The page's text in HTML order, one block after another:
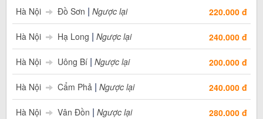
Hà Nội Đồ Sơn | Ngược lại 220.000 đ
Hà Nội Hạ Long | Ngược lại 240.000 đ
Hà Nội Uông Bí | Ngược lại 200.000 đ
Hà Nội Cẩm Phả | Ngược lại 240.000 đ
Hà Nội Vân Đồn | Ngược lại 280.000 đ